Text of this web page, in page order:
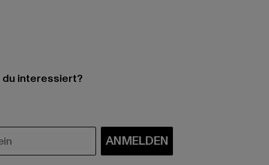
interessiert?
ANMELDEN